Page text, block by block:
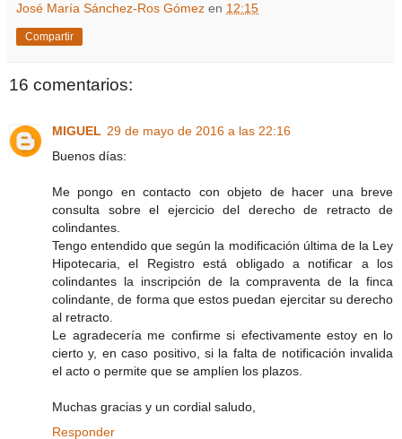
José María Sánchez-Ros Gómez en 12:15
Compartir
16 comentarios:
MIGUEL 29 de mayo de 2016 a las 22:16
Buenos días:
Me pongo en contacto con objeto de hacer una breve
consulta sobre el ejercicio del derecho de retracto de
colindantes.
Tengo entendido que según la modificación última de la Ley
Hipotecaria, el Registro está obligado a notificar a los
colindantes la inscripción de la compraventa de la finca
colindante, de forma que estos puedan ejercitar su derecho
al retracto.
Le agradecería me confirme si efectivamente estoy en lo
cierto y, en caso positivo, si la falta de notificación invalida
el acto o permite que se amplíen los plazos.
Muchas gracias y un cordial saludo,
Responder